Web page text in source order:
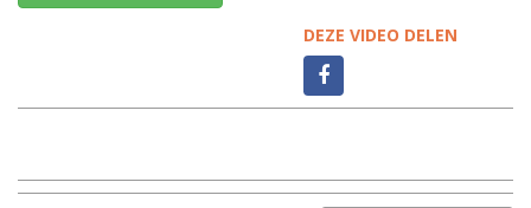
DEZE VIDEO DELEN